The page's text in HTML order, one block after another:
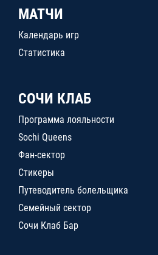
МАТЧИ
Календарь игр
Статистика
СОЧИ КЛАБ
Программа лояльности
Sochi Queens
Фан-сектор
Стикеры
Путеводитель болельщика
Семейный сектор
Сочи Клаб Бар